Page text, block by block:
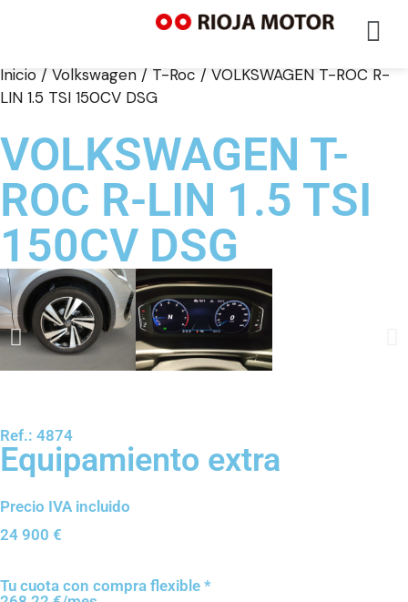
Inicio / Volkswagen / T-Roc / VOLKSWAGEN T-ROC R-
LIN 1.5 TSI 150CV DSG
VOLKSWAGEN T-
ROC R-LIN 1.5 TSI
150CV DSG
Ref.: 4874
Equipamiento extra
Precio IVA incluido
24 900 €
Tu cuota con compra flexible *